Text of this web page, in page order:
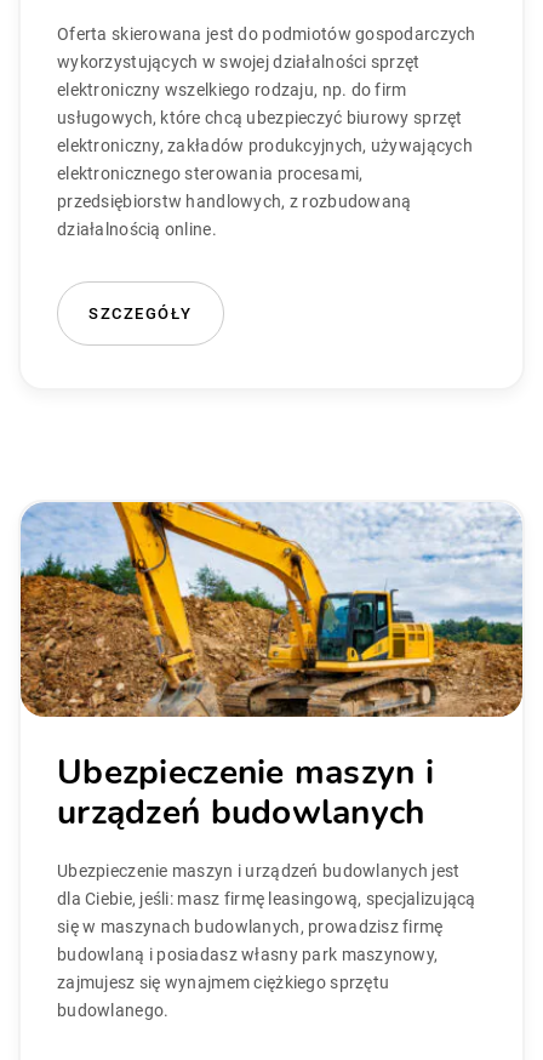
Oferta skierowana jest do podmiotów gospodarczych
wykorzystujących w swojej działalności sprzęt
elektroniczny wszelkiego rodzaju, np. do firm
usługowych, które chcą ubezpieczyć biurowy sprzęt
elektroniczny, zakładów produkcyjnych, używających
elektronicznego sterowania procesami,
przedsiębiorstw handlowych, z rozbudowaną
działalnością online.
SZCZEGÓŁY
Ubezpieczenie maszyn i
urządzeń budowlanych
Ubezpieczenie maszyn i urządzeń budowlanych jest
dla Ciebie, jeśli: masz firmę leasingową, specjalizującą
się w maszynach budowlanych, prowadzisz firmę
budowlaną i posiadasz własny park maszynowy,
zajmujesz się wynajmem ciężkiego sprzętu
budowlanego.